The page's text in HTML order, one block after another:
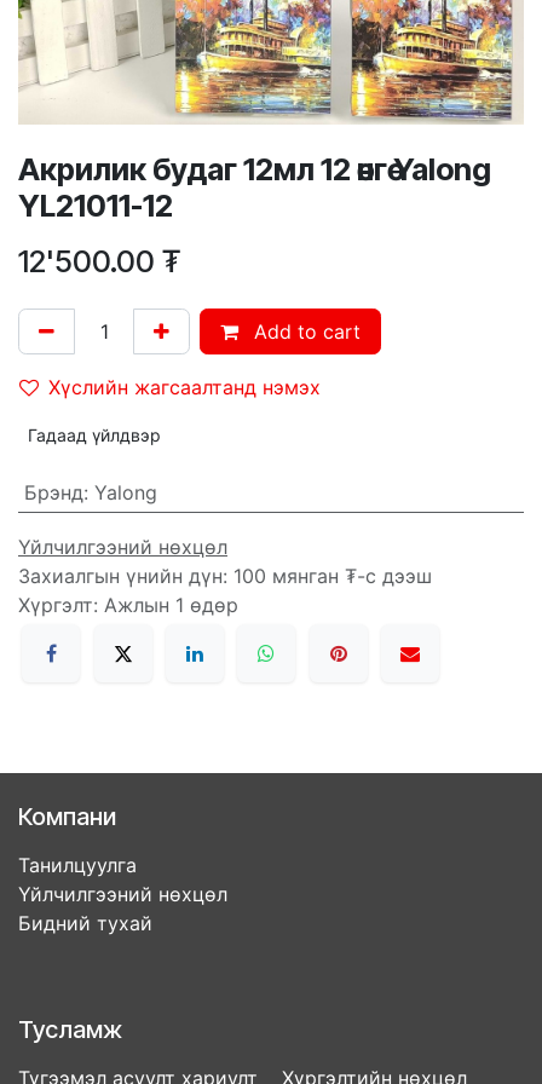
Акрилик будаг 12мл 12 өнгө Yalong
YL21011-12
12'500.00 ₮
Add to cart
Хүслийн жагсаалтанд нэмэх
Гадаад үйлдвэр
Брэнд: Yalong
Үйлчилгээний нөхцөл
Захиалгын үнийн дүн: 100 мянган ₮-с дээш
Хүргэлт: Ажлын 1 өдөр
Компани
Танилцуулга
Үйлчилгээний нөхцөл
Бидний тухай
Тусламж
Түгээмэл асуулт хариулт Хүргэлтийн нөхцөл